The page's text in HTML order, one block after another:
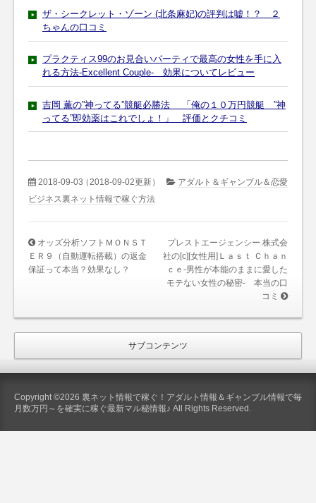
ザ・シークレット・ゾーン (北条麻妃)の評判は嘘！？ ２
ちゃんの口コミ
プラクティス99のお見合いパーティで最高の女性を手に入
れる方法-Excellent Couple- 効果についてレビュー
吉岡 薫の”神ってる”競艇必勝法 「俺の１０万円競艇 ”神
ってる”即効薬はこれでしょ！」 評価とクチコミ
2018-09-03（2018-09-02更新）
アダルト＆ギャンブル＆恋愛
ビジネス裏ネット情報で稼ぐ方法
オッズ分析ソフトＭＯＮＳＴ
ＥＲ９（自動運転搭載）の返金
保証って本当？効果なし？
プレストエージェンシー 株式会
社の[c][女性用]Ｌａｓｔ Ｃｈａｎ
ｃｅ-男性が本能のままに愛した
モテない女性の秘密- 本当の口
コミ
サブコンテンツ
Copyright ©2026 裏ネット情報で稼ぐ！アダルト情報＆ギャンブル情報で毎
月数万円～を確実に稼ぐ最新マル秘情報♪ All Rights Reserved.